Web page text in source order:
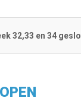
32,33 en 34